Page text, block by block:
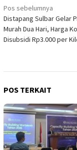
Navigasi
pos
Pos sebelumnya
Distapang Sulbar Gelar
Murah Dua Hari, Harga
Disubsidi Rp3.000 per
POS TERKAIT